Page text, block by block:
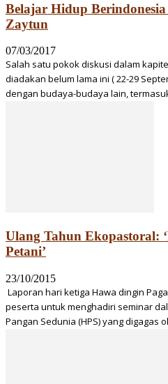
Belajar Hidup
Zaytun
07/03/2017
Salah satu pokok diskusi da­lam
diadakan belum lama ini ( 22-29
dengan budaya-budaya lain,
Ulang Tahun Ekopastoral:
Petani’
23/10/2015
Laporan hari ketiga Hawa dingin
peserta untuk menghadiri seminar
Pangan Sedunia (HPS) yang digagas